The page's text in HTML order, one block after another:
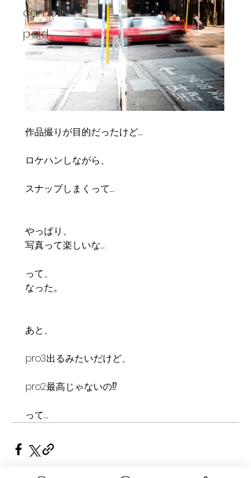
camera
paid
作品撮りが目的だったけど…
ロケハンしながら、
スナップしまくって…
やっぱり、
写真って楽しいな…
って、
なった。
あと、
pro3出るみたいだけど、
pro2最高じゃないの⁉︎
って…